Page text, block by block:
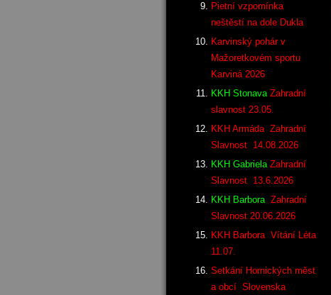
Pietní vzpomínka
neštěstí na dole Dukla
Karvinský pohár v
Mažoretkovém sportu
Karviná 2026
KKH StonavaZahradní
slavnost 23.05.
KKH Armáda Zahradní
Slavnost 14.08.2026
KKH GabrielaZahradní
Slavnost 13.6.2026
KKH Barbora Zahradní
Slavnost 20.06.2026
KKH Barbora Vítání Léta
11.07.
Setkání Hornických měst
a obcí Slovenska